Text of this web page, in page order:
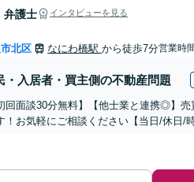
弁護士 インタビューを見る
北区 なにわ橋駅 から徒歩7分営業時
・入居者・買主側の不動産問題
回面談30分無料】【他士業と連携◎】
！お気軽にご相談ください【当日/休日/